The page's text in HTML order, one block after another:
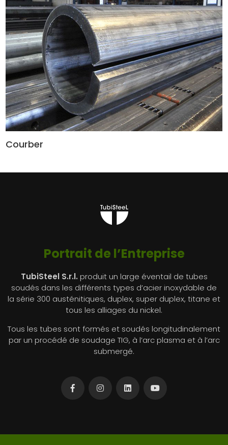
Courber
Portrait de l’Entreprise
TubiSteel S.r.l. produit un large éventail de tubes
soudés dans les différents types d’acier inoxydable de
la série 300 austénitiques, duplex, super duplex, titane et
tous les alliages du nickel.
Tous les tubes sont formés et soudés longitudinalement
par un procédé de soudage TIG, à l’arc plasma et à l’arc
submergé.